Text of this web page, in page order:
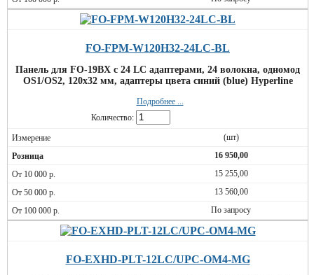
FO-FPM-W120H32-24LC-BL
Панель для FO-19BX с 24 LC адаптерами, 24 волокна, одномод
OS1/OS2, 120x32 мм, адаптеры цвета синий (blue) Hyperline
Подробнее ...
Количество:
(шт)
16 950,00
15 255,00
13 560,00
По запросу
FO-EXHD-PLT-12LC/UPC-OM4-MG